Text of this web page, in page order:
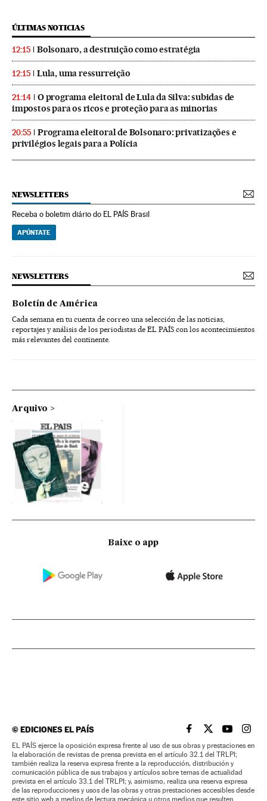
ÚLTIMAS NOTICIAS
12:15 Bolsonaro, a destruição como estratégia
12:15 Lula, uma ressurreição
21:14
O programa eleitoral de Lula da Silva: subidas de
impostos para os ricos e proteção para as minorias
20:55
Programa eleitoral de Bolsonaro: privatizações e
privilégios legais para a Polícia
NEWSLETTERS
Receba o boletim diário do EL PAÍS Brasil
APÚNTATE
NEWSLETTERS
Boletín de América
Cada semana en tu cuenta de correo una selección de las noticias,
reportajes y análisis de los periodistas de EL PAÍS con los acontecimientos
más relevantes del continente.
Arquivo
Baixe o app
©EDICIONES EL PAÍS EL PAÍS BRASIL EN
EL PAÍSEL PAÍS
EL
EL PAÍS ejerce la oposición expresa frente al uso de sus obras y prestaciones en
la elaboración de revistas de prensa prevista en el artículo 32.1 del TRLPI;
también realiza la reserva expresa frente a la reproducción, distribución y
comunicación pública de sus trabajos y artículos sobre temas de actualidad
prevista en el artículo 33.1 del TRLPI; y, asimismo, realiza una reserva expresa
de las reproducciones y usos de las obras y otras prestaciones accesibles desde
este sitio web a medios de lectura mecánica u otros medios que resulten